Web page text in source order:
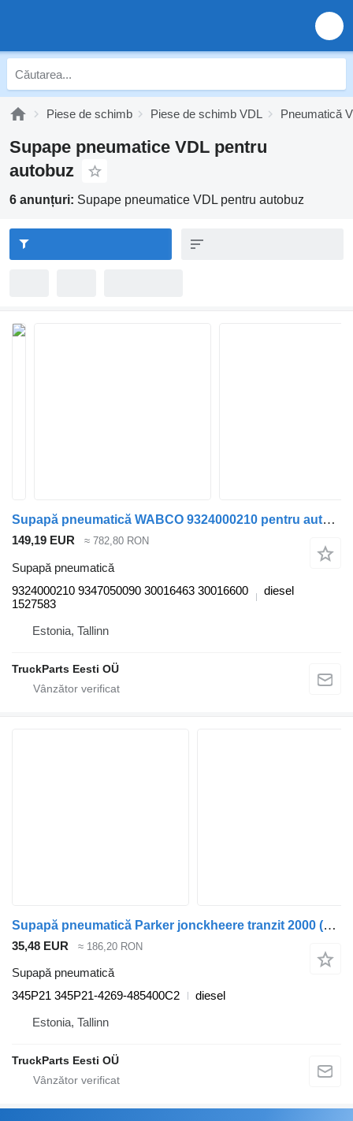
Piese de schimb Piese de schimb VDL Pneumatică
Supape pneumatice VDL pentru
autobuz
6 anunțuri: Supape pneumatice VDL pentru autobuz
Supapă pneumatică WABCO 9324000210 pentru autobuz VDL Citea XLE, SLE (2012-)
149,19 EUR ≈ 782,80 RON
Supapă pneumatică
9324000210 9347050090 30016463 30016600
1527583
diesel
Estonia, Tallinn
TruckParts Eesti OÜ
Supapă pneumatică Parker jonckheere tranzit 2000 (01.05-12.13) 345P21 pentru autobuz VDL Jonckheere Transit 2000 (2005-2013)
35,48 EUR ≈ 186,20 RON
Supapă pneumatică
345P21 345P21-4269-485400C2
diesel
Estonia, Tallinn
TruckParts Eesti OÜ